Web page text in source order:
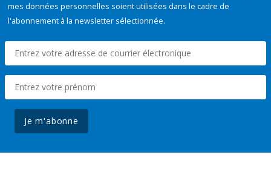
mes données personnelles soient utilisées dans le cadre de
l'abonnement à la newsletter sélectionnée.
Je m'abonne